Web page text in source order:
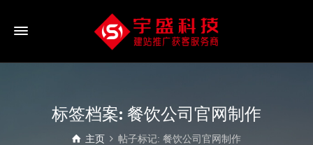
标签档案: 餐饮公司官网制作
主页 帖子标记: 餐饮公司官网制作